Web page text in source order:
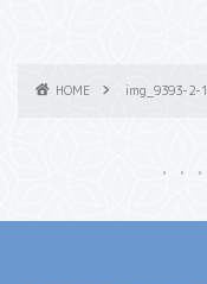
HOME img_9393-2-1